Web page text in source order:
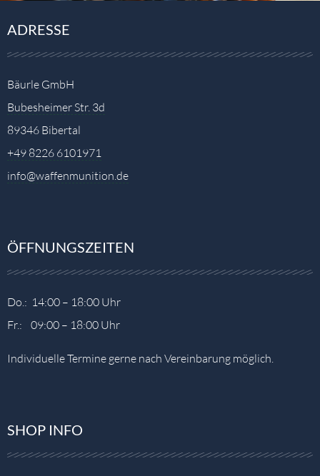
ADRESSE
Bäurle GmbH
Bubesheimer Str. 3d
89346 Bibertal
+49 8226 6101971
info@waffenmunition.de
ÖFFNUNGSZEITEN
Do.: 14:00 – 18:00 Uhr
Fr.: 09:00 – 18:00 Uhr
Individuelle Termine gerne nach Vereinbarung möglich.
SHOP INFO